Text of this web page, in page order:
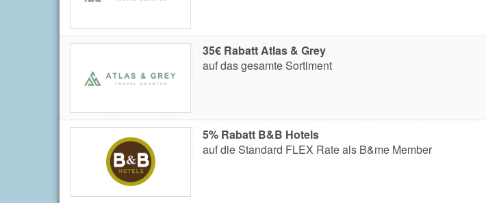
35€ Rabatt Atlas & Grey
auf das gesamte Sortiment
5% Rabatt B&B Hotels
auf die Standard FLEX Rate als B&me Member